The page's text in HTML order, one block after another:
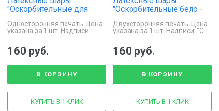
"Оскорбительные для
Односторонняя печать. Цена
указана за 1 шт. Надписи:
"Мозг - идеальный подарок
160 руб.
В КОРЗИНУ
КУПИТЬ В 1 КЛИК
"Оскорбительные бело -
Двухсторонняя печать. Цена
указана за 1 шт. Надписи: "С
там у тебя!".
160 руб.
В КОРЗИНУ
КУПИТЬ В 1 КЛИК